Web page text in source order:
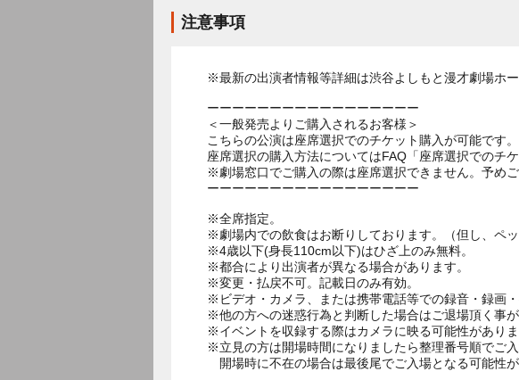
注意事項
※最新の出演者情報等詳細は渋谷よしもと漫才劇場ホー
ーーーーーーーーーーーーーーーーー
＜一般発売よりご購入されるお客様＞
こちらの公演は座席選択でのチケット購入が可能です。
座席選択の購入方法についてはFAQ「座席選択でのチ
※劇場窓口でご購入の際は座席選択できません。予めご
ーーーーーーーーーーーーーーーーー
※全席指定。
※劇場内での飲食はお断りしております。（但し、ペッ
※4歳以下(身長110cm以下)はひざ上のみ無料。
※都合により出演者が異なる場合があります。
※変更・払戻不可。記載日のみ有効。
※ビデオ・カメラ、または携帯電話等での録音・録画・
※他の方への迷惑行為と判断した場合はご退場頂く事が
※イベントを収録する際はカメラに映る可能性がありま
※立見の方は開場時間になりましたら整理番号順でご入
開場時に不在の場合は最後尾でご入場となる可能性が